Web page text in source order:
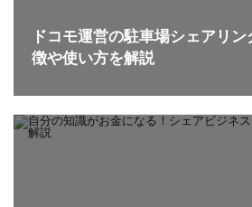
ドコモ運営の駐車場シェアリ
徴や使い方を解説